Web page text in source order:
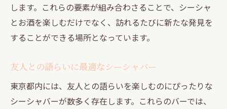
します。これらの要素が組み合わさることで、シーシャ
とお酒を楽しむだけでなく、訪れるたびに新たな発見を
することができる場所となっています。
友人との語らいに最適なシーシャバー
東京都内には、友人との語らいを楽しむのにぴったりな
シーシャバーが数多く存在します。これらのバーでは、